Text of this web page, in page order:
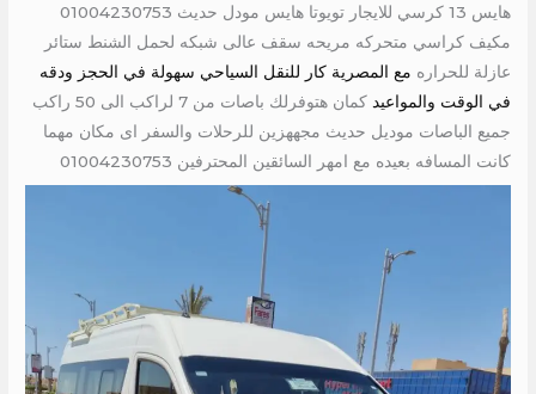
هايس 13 كرسي للايجار تويوتا هايس مودل حديث 01004230753
مكيف كراسي متحركه مريحه سقف عالى شبكه لحمل الشنط ستائر
عازلة للحراره مع المصرية كار للنقل السياحي سهولة في الحجز ودقه
في الوقت والمواعيد
كمان هتوفرلك باصات من 7 لراكب الى 50 راكب
جميع الباصات موديل حديث مجههزين للرحلات والسفر اى مكان مهما
كانت المسافه بعيده مع امهر السائقين المحترفين 01004230753